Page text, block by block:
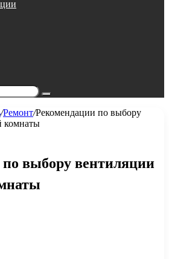
Поиск...
/Ремонт/Рекомендации по выбору
комнаты
выбору вентиляции